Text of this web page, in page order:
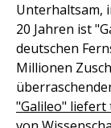
Unterhaltsam,
20 Jahren ist
deutschen
Millionen
"Galileo" liefert